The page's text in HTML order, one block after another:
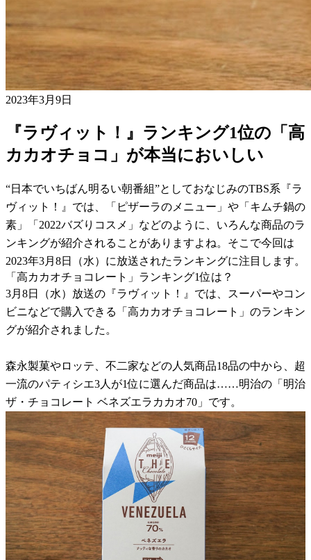
2023年3月9日
『ラヴィット！』ランキング1位の「高
カカオチョコ」が本当においしい
“日本でいちばん明るい朝番組”としておなじみのTBS系『ラ
ヴィット！』では、「ピザーラのメニュー」や「キムチ鍋の
素」「2022バズりコスメ」などのように、いろんな商品のラ
ンキングが紹介されることがありますよね。そこで今回は
2023年3月8日（水）に放送されたランキングに注目します。
「高カカオチョコレート」ランキング1位は？
3月8日（水）放送の『ラヴィット！』では、スーパーやコン
ビニなどで購入できる「高カカオチョコレート」のランキン
グが紹介されました。
森永製菓やロッテ、不二家などの人気商品18品の中から、超
一流のパティシエ3人が1位に選んだ商品は……明治の「明治
ザ・チョコレート ベネズエラカカオ70」です。